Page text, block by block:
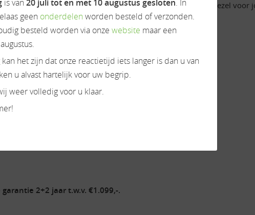
voor dagelijks gebruik maken de V347 de ideale metgezel voor
WWW.CAMPERDREAM.NL
2+2 jaar t.w.v. €1.099,-.
is van 20 juli tot en met 10 augustus gesloten. In
geen onderdelen worden besteld of verzonden.
besteld worden via onze website maar een
het zijn dat onze reactietijd iets langer is dan u van
u alvast hartelijk voor uw begrip.
weer volledig voor u klaar.